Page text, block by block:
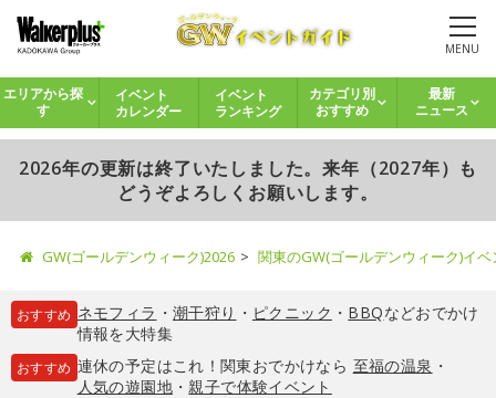
MENU
エリアから探
す
イベント
カレンダー
イベント
ランキング
カテゴリ別
おすすめ
最新
ニュース
2026年の更新は終了いたしました。来年（2027年）も
どうぞよろしくお願いします。
GW(ゴールデンウィーク)2026 関東のGW(ゴールデンウィーク)イ
おすすめ ネモフィラ ・ 潮干狩り ・ ピクニック ・ BBQなどおでかけ
情報を大特集
おすすめ 連休の予定はこれ！関東おでかけなら 至福の温泉 ・
人気の遊園地・親子で体験イベント